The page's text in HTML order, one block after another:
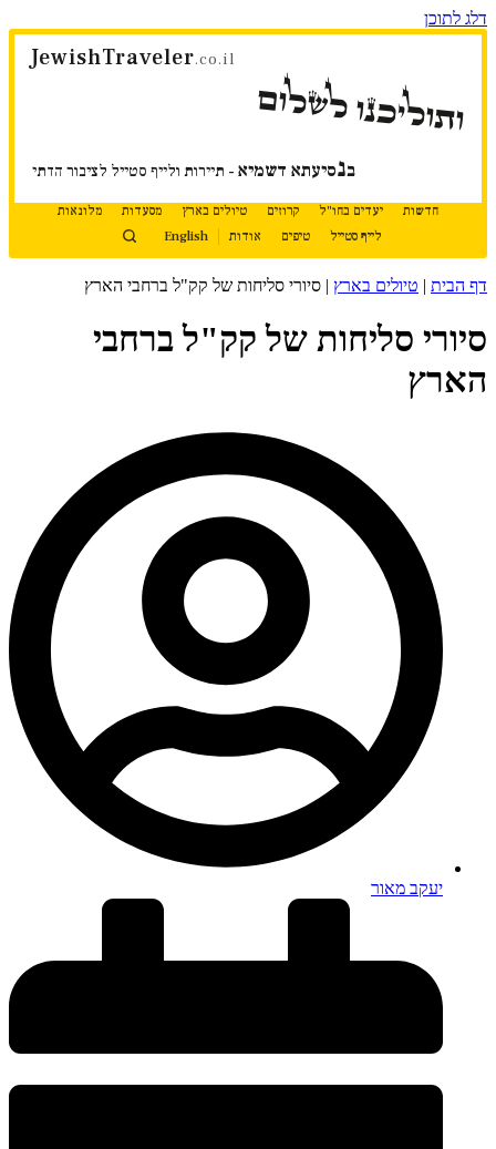
דלג לתוכן
JewishTraveler.co.il
ותוליכנו לשלום
בנסיעתא דשמיא - תיירות ולייף סטייל לציבור הדתי
חדשות יעדים בחו"ל קרוזים טיולים בארץ מסעדות
מלונאות
לייף סטייל
טיפים אודות English
דף הבית | טיולים בארץ | סיורי סליחות של קק"ל ברחבי הארץ
סיורי סליחות של קק"ל ברחבי
הארץ
יעקב מאור